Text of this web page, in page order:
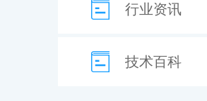
行业资讯
技术百科